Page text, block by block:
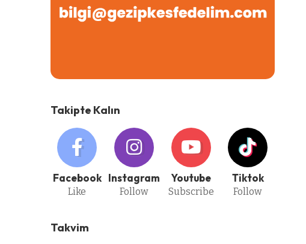
Takipte Kalın
Facebook
Like
Instagram
Follow
Youtube
Subscribe
Tiktok
Follow
Takvim